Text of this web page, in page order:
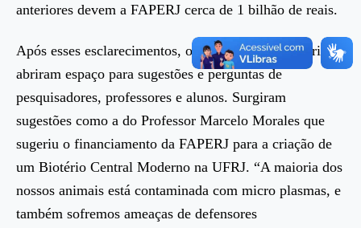
anteriores devem a FAPERJ cerca de 1 bilhão de reais.
Após esses esclarecimentos, os membros da diretoria
abriram espaço para sugestões e perguntas de
pesquisadores, professores e alunos. Surgiram
sugestões como a do Professor Marcelo Morales que
sugeriu o financiamento da FAPERJ para a criação de
um Biotério Central Moderno na UFRJ. “A maioria dos
nossos animais está contaminada com micro plasmas, e
também sofremos ameaças de defensores